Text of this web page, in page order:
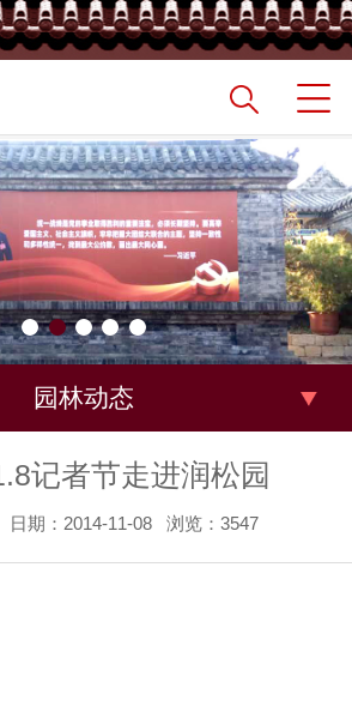
园林动态
记者节走进润松园
日期：2014-11-08 浏览：3547